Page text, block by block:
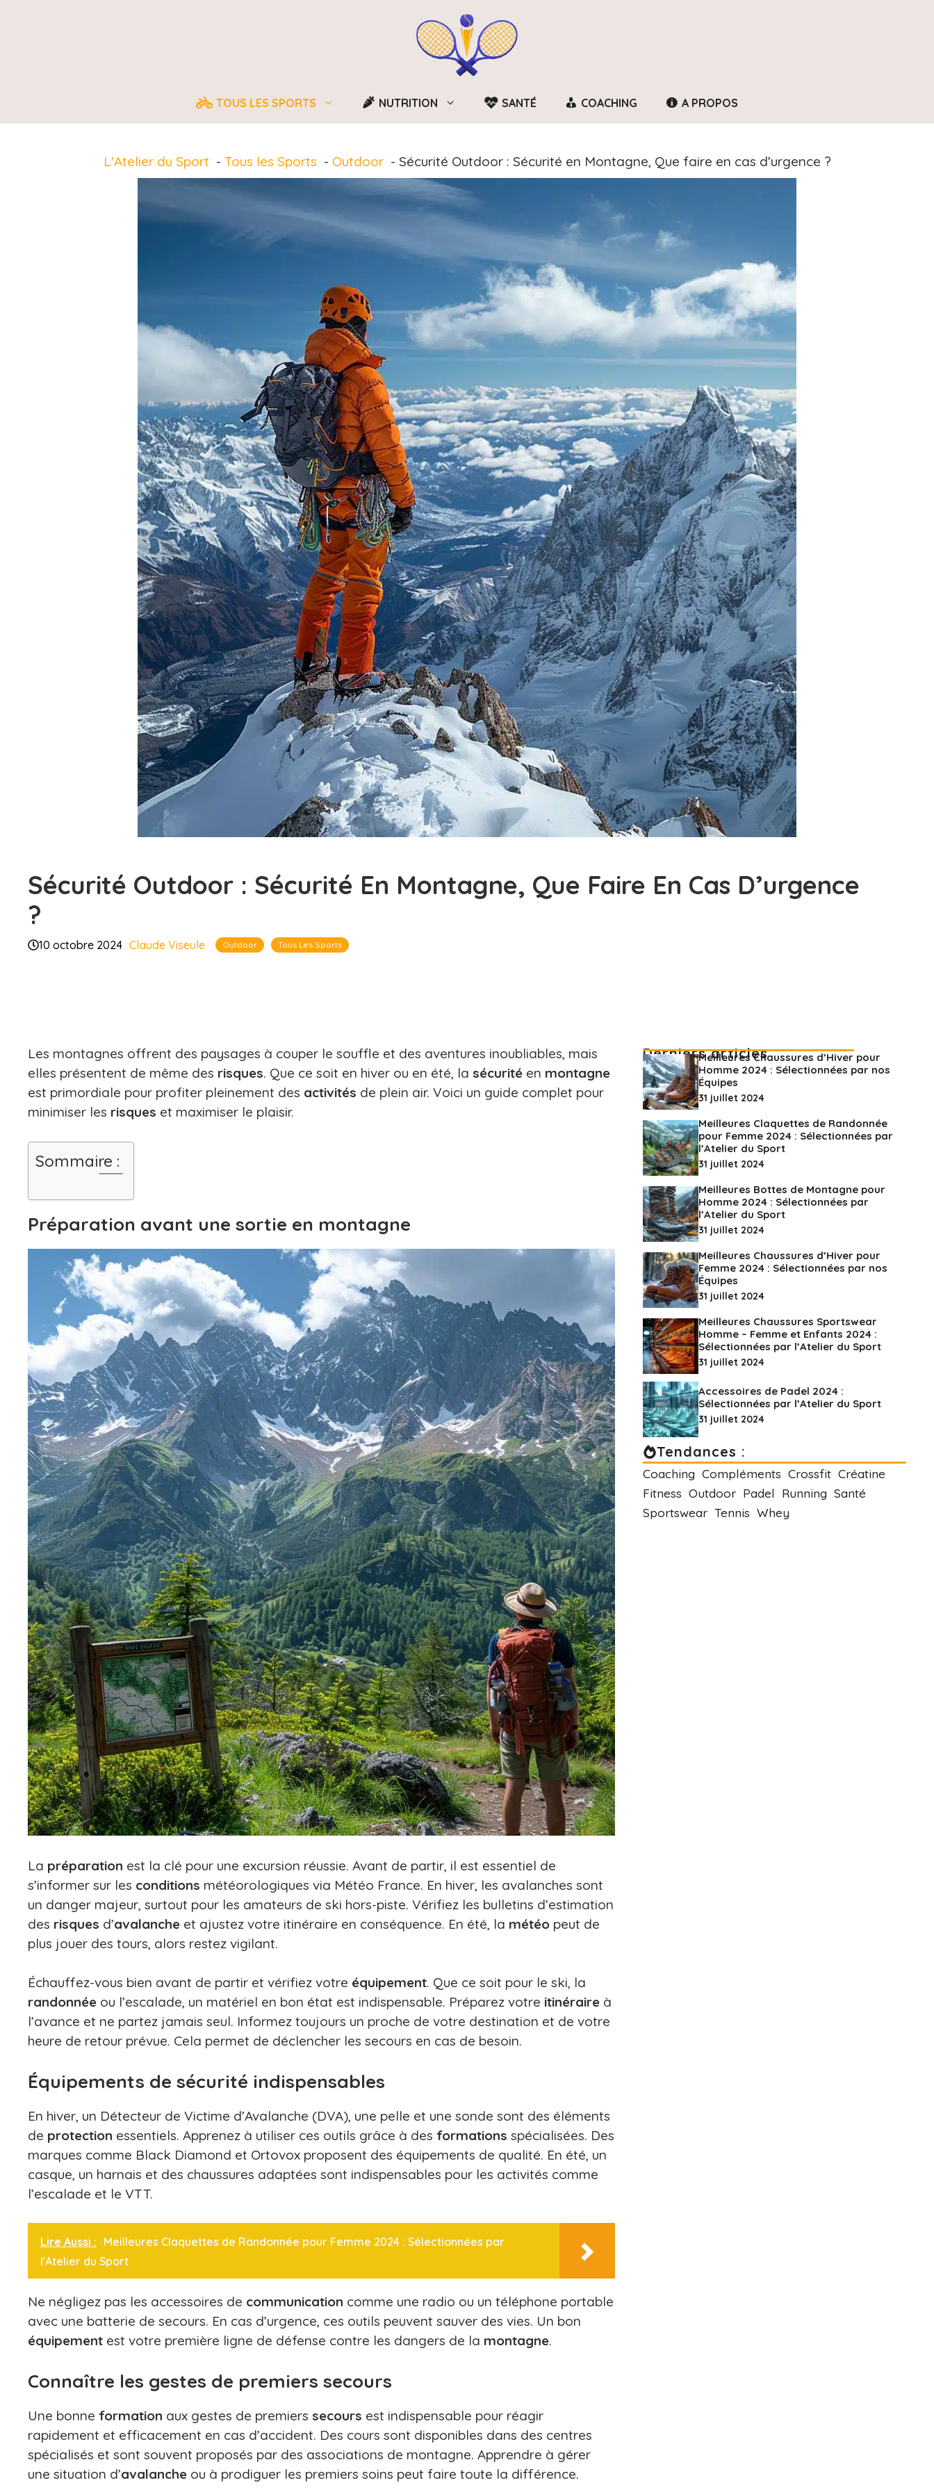
TOUS LES SPORTS NUTRITION SANTÉ COACHING A PROPOS
L'Atelier du Sport Tous les Sports Outdoor Sécurité Outdoor : Sécurité en Montagne, Que faire en cas d’urgence ?
Sécurité Outdoor : Sécurité En Montagne, Que Faire En Cas D’urgence
?
10 octobre 2024 Claude Viseule Outdoor Tous Les Sports
Les montagnes offrent des paysages à couper le souffle et des aventures inoubliables, mais
elles présentent de même des risques. Que ce soit en hiver ou en été, la sécurité en montagne
est primordiale pour profiter pleinement des activités de plein air. Voici un guide complet pour
minimiser les risques et maximiser le plaisir.
Sommaire :
Préparation avant une sortie en montagne
La préparation est la clé pour une excursion réussie. Avant de partir, il est essentiel de
s’informer sur les conditions météorologiques via Météo France. En hiver, les avalanches sont
un danger majeur, surtout pour les amateurs de ski hors-piste. Vérifiez les bulletins d’estimation
des risques d’avalanche et ajustez votre itinéraire en conséquence. En été, la météo peut de
plus jouer des tours, alors restez vigilant.
Échauffez-vous bien avant de partir et vérifiez votre équipement. Que ce soit pour le ski, la
randonnée ou l’escalade, un matériel en bon état est indispensable. Préparez votre itinéraire à
l’avance et ne partez jamais seul. Informez toujours un proche de votre destination et de votre
heure de retour prévue. Cela permet de déclencher les secours en cas de besoin.
Équipements de sécurité indispensables
En hiver, un Détecteur de Victime d’Avalanche (DVA), une pelle et une sonde sont des éléments
de protection essentiels. Apprenez à utiliser ces outils grâce à des formations spécialisées. Des
marques comme Black Diamond et Ortovox proposent des équipements de qualité. En été, un
casque, un harnais et des chaussures adaptées sont indispensables pour les activités comme
l’escalade et le VTT.
Lire Aussi : Meilleures Claquettes de Randonnée pour Femme 2024 : Sélectionnées par
l'Atelier du Sport
Ne négligez pas les accessoires de communication comme une radio ou un téléphone portable
avec une batterie de secours. En cas d’urgence, ces outils peuvent sauver des vies. Un bon
équipement est votre première ligne de défense contre les dangers de la montagne.
Connaître les gestes de premiers secours
Une bonne formation aux gestes de premiers secours est indispensable pour réagir
rapidement et efficacement en cas d’accident. Des cours sont disponibles dans des centres
spécialisés et sont souvent proposés par des associations de montagne. Apprendre à gérer
une situation d’avalanche ou à prodiguer les premiers soins peut faire toute la différence.
Derniers articles
Meilleures Chaussures d’Hiver pour
Homme 2024 : Sélectionnées par nos
Équipes
31 juillet 2024
Meilleures Claquettes de Randonnée
pour Femme 2024 : Sélectionnées par
l’Atelier du Sport
31 juillet 2024
Meilleures Bottes de Montagne pour
Homme 2024 : Sélectionnées par
l’Atelier du Sport
31 juillet 2024
Meilleures Chaussures d’Hiver pour
Femme 2024 : Sélectionnées par nos
Équipes
31 juillet 2024
Meilleures Chaussures Sportswear
Homme – Femme et Enfants 2024 :
Sélectionnées par l’Atelier du Sport
31 juillet 2024
Accessoires de Padel 2024 :
Sélectionnées par l’Atelier du Sport
31 juillet 2024
Tendances :
Coaching Compléments Crossfit Créatine
Fitness Outdoor Padel Running Santé
Sportswear Tennis Whey